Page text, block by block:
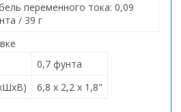
переменного тока: 0,09
/ 39 г
0,7 фунта
6,8 x 2,2 x 1,8"